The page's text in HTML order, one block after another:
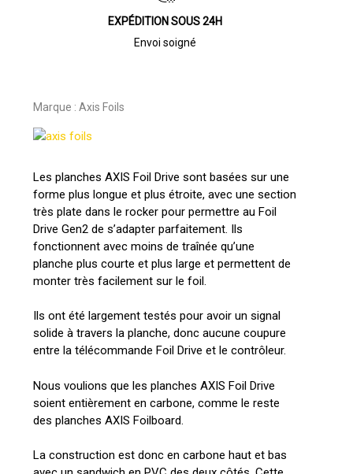
EXPÉDITION SOUS 24H
Envoi soigné
Marque : Axis Foils
Les planches AXIS Foil Drive sont basées sur une
forme plus longue et plus étroite, avec une section
très plate dans le rocker pour permettre au Foil
Drive Gen2 de s’adapter parfaitement. Ils
fonctionnent avec moins de traînée qu’une
planche plus courte et plus large et permettent de
monter très facilement sur le foil.
Ils ont été largement testés pour avoir un signal
solide à travers la planche, donc aucune coupure
entre la télécommande Foil Drive et le contrôleur.
Nous voulions que les planches AXIS Foil Drive
soient entièrement en carbone, comme le reste
des planches AXIS Foilboard.
La construction est donc en carbone haut et bas